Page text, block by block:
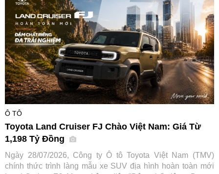
Ô TÔ
Toyota Land Cruiser FJ Chào Việt Nam: Giá Từ
1,198 Tỷ Đồng
Ngày 28/07/2026, Công ty Ô tô Toyota Việt Nam (TMV)
chính thức trình làng mẫu xe SUV địa hình hoàn toàn mới